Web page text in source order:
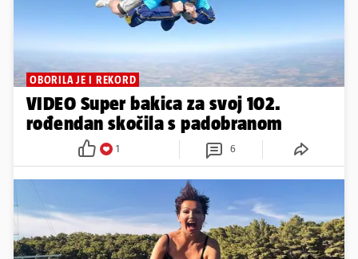
OBORILA JE I REKORD
VIDEO Super bakica za svoj 102.
rođendan skočila s padobranom
1 6